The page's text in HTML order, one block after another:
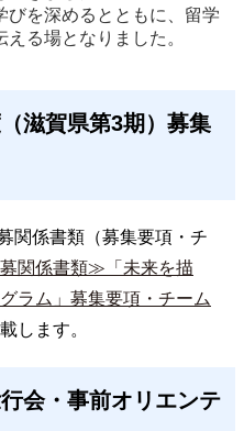
びを深めるとともに、留学
る場となりました。
滋賀県第3期）募集
関係書類（募集要項・チ
関係書類≫「未来を描
ラム」募集要項・チーム
します。
会・事前オリエンテ